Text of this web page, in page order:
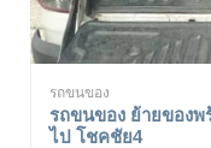
รถขนของ
รถขนของ ย้ายของ
ไป โชคชัย4